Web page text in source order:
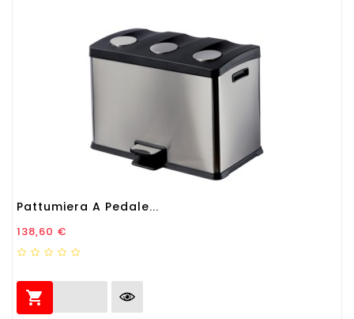
Pattumiera A Pedale...
Prezzo
138,60 €
